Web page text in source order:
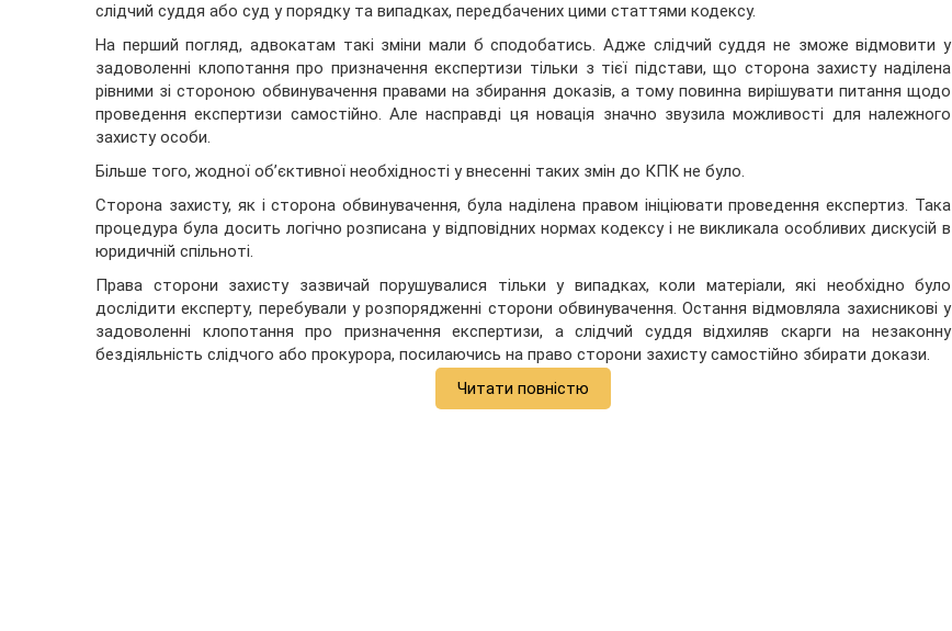
слідчий суддя або суд у порядку та випадках, передбачених цими статтями кодексу.
На перший погляд, адвокатам такі зміни мали б сподобатись. Адже слідчий суддя не зможе відмовити у
задоволенні клопотання про призначення експертизи тільки з тієї підстави, що сторона захисту наділена
рівними зі стороною обвинувачення правами на збирання доказів, а тому повинна вирішувати питання щодо
проведення експертизи самостійно. Але насправді ця новація значно звузила можливості для належного
захисту особи.
Більше того, жодної об’єктивної необхідності у внесенні таких змін до КПК не було.
Сторона захисту, як і сторона обвинувачення, була наділена правом ініціювати проведення експертиз. Така
процедура була досить логічно розписана у відповідних нормах кодексу і не викликала особливих дискусій в
юридичній спільноті.
Права сторони захисту зазвичай порушувалися тільки у випадках, коли матеріали, які необхідно було
дослідити експерту, перебували у розпорядженні сторони обвинувачення. Остання відмовляла захисникові у
задоволенні клопотання про призначення експертизи, а слідчий суддя відхиляв скарги на незаконну
бездіяльність слідчого або прокурора, посилаючись на право сторони захисту самостійно збирати докази.
Читати повністю